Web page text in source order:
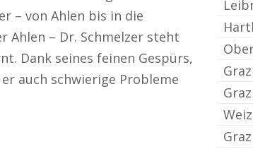
– von Ahlen bis in die
Ahlen – Dr. Schmelzer steht
Dank seines feinen Gespürs,
auch schwierige Probleme
Weiz